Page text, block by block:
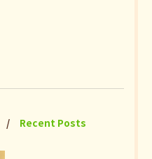
Recent Posts